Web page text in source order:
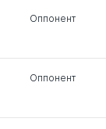
Оппонент
Оппонент